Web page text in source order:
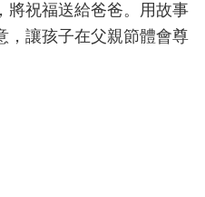
將祝福送給爸爸。用故事
，讓孩子在父親節體會尊